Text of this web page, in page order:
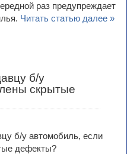
раз предупреждает
Читать статью далее »
б/у
скрытые